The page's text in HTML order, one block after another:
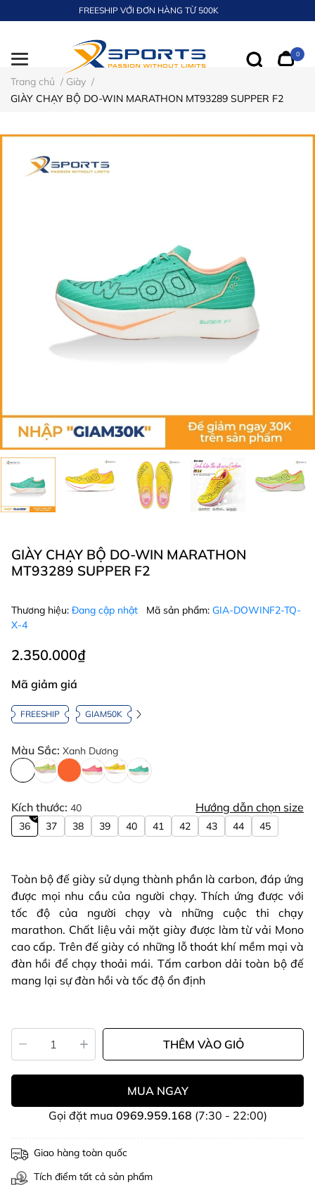
FREESHIP VỚI ĐƠN HÀNG TỪ 500K
0
Trang chủ / Giày /
GIÀY CHẠY BỘ DO-WIN MARATHON MT93289 SUPPER F2
GIÀY CHẠY BỘ DO-WIN MARATHON
MT93289 SUPPER F2
Thương hiệu: Đang cập nhật Mã sản phẩm: GIA-DOWINF2-TQ-
X-4
2.350.000₫
Mã giảm giá
FREESHIP GIAM50K
Màu Sắc: Xanh Dương
Kích thước: 40 Hướng dẫn chọn size
36 37 38 39 40 41 42 43 44 45
Toàn bộ đế giày sử dụng thành phần là carbon, đáp ứng
được mọi nhu cầu của người chạy. Thích ứng được với
tốc độ của người chạy và những cuộc thi chạy
marathon. Chất liệu vải mặt giày được làm từ vải Mono
cao cấp. Trên đế giày có những lỗ thoát khí mềm mại và
đàn hồi để chạy thoải mái. Tấm carbon dải toàn bộ đế
mang lại sự đàn hồi và tốc độ ổn định
THÊM VÀO GIỎ
MUA NGAY
Gọi đặt mua 0969.959.168 (7:30 - 22:00)
Giao hàng toàn quốc
Tích điểm tất cả sản phẩm